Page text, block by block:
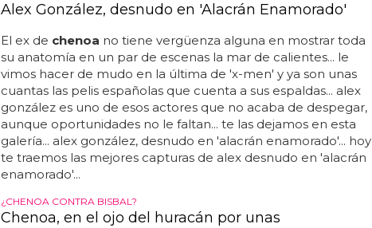
Alex González, desnudo en 'Alacrán Enamorado'
El ex de chenoa no tiene vergüenza alguna en mostrar toda
su anatomía en un par de escenas la mar de calientes... le
vimos hacer de mudo en la última de 'x-men' y ya son unas
cuantas las pelis españolas que cuenta a sus espaldas... alex
gonzález es uno de esos actores que no acaba de despegar,
aunque oportunidades no le faltan... te las dejamos en esta
galería... alex gonzález, desnudo en 'alacrán enamorado'... hoy
te traemos las mejores capturas de alex desnudo en 'alacrán
enamorado'...
¿CHENOA CONTRA BISBAL?
Chenoa, en el ojo del huracán por unas